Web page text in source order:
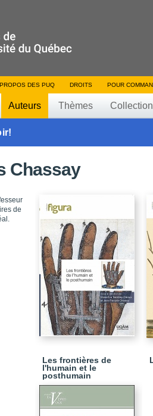
DES PUQ DROITS POUR
Auteurs Thèmes
Chassay
de
Les frontières de
l'humain et le
posthumain